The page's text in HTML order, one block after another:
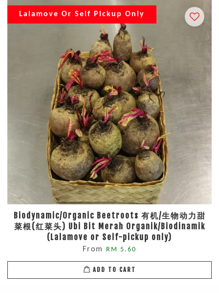
Lalamove Or Self Pickup Only
Biodynamic/Organic Beetroots 有机/生物动力甜
菜根(红菜头) Ubi Bit Merah Organik/Biodinamik
(Lalamove or Self-pickup only)
From RM 5.60
ADD TO CART